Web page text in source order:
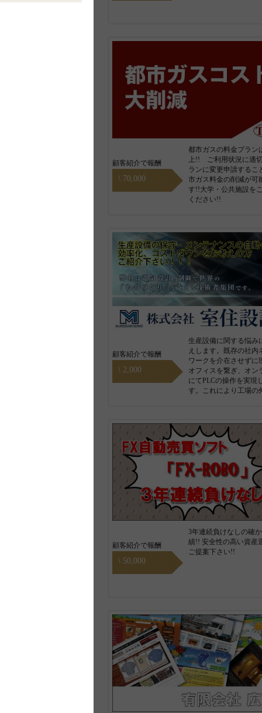
都市ガスの料金プラン
上!! ご利用状況に適
ランに変更申請するこ
市ガス料金の削減が可
す!!大学・公共施設を
ください!!
\ 70,000
顧客紹介で報酬
生産設備に関する悩み
えします。既存の社内
ワークを介在させずに
オフィスを繋ぎ、オン
にてPLCの操作を実現
す。これにより工場の
\ 2,000
顧客紹介で報酬
3年連続負けなしの確
績!! 安全性の高い資産
ご提案下さい!!
\ 50,000
顧客紹介で報酬